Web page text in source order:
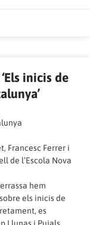
inicis de
Francesc Ferrer i
de l’Escola Nova
hem
els inicis de
es